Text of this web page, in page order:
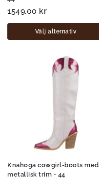
1549.00 kr
Välj alternativ
Knähöga cowgirl-boots med
metallisk trim - 44